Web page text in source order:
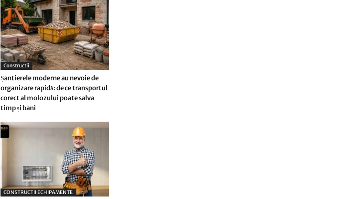
Constructii
Șantierele moderne au nevoie de
organizare rapidă: de ce transportul
corect al molozului poate salva
timp și bani
CONSTRUCTII ECHIPAMENTE